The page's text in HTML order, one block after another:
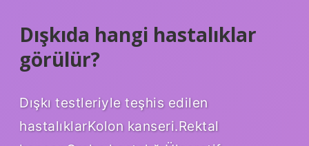
Dışkıda hangi hastalıklar
görülür?
Dışkı testleriyle teşhis edilen
hastalıklarKolon kanseri.Rektal